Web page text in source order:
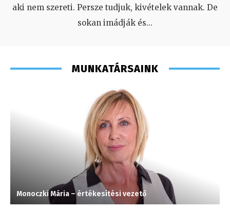
aki nem szereti. Persze tudjuk, kivételek vannak. De
sokan imádják és...
MUNKATÁRSAINK
Monoczki Mária – értékesítési vezető